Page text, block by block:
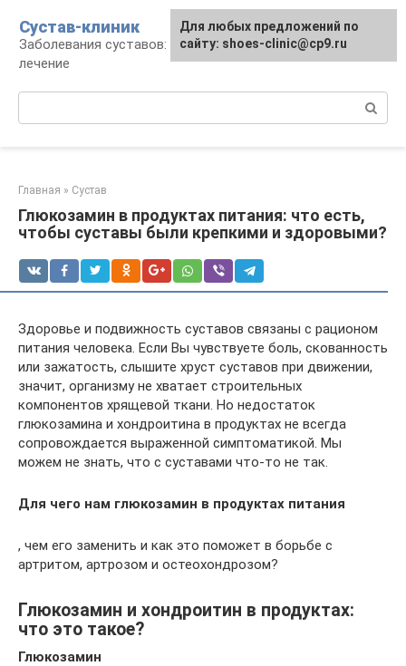
контенту
Сустав-клиник
Заболевания суставов: профилактика и
лечение
Главная » Сустав
Глюкозамин в продуктах питания: что есть,
чтобы суставы были крепкими и здоровыми?
Здоровье и подвижность суставов связаны с рационом
питания человека. Если Вы чувствуете боль, скованность
или зажатость, слышите хруст суставов при движении,
значит, организму не хватает строительных
компонентов хрящевой ткани. Но недостаток
глюкозамина и хондроитина в продуктах не всегда
сопровождается выраженной симптоматикой. Мы
можем не знать, что с суставами что-то не так.
Для чего нам глюкозамин в продуктах питания
, чем его заменить и как это поможет в борьбе с
артритом, артрозом и остеохондрозом?
Глюкозамин и хондроитин в продуктах:
что это такое?
Глюкозамин
Для любых предложений по
сайту: shoes-clinic@cp9.ru